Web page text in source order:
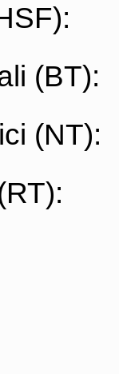
(BT):
(NT):